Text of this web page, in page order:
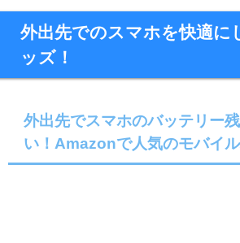
外出先でのスマホを快適に
ッズ！
外出先でスマホのバッテリー
い！Amazonで人気のモバイ